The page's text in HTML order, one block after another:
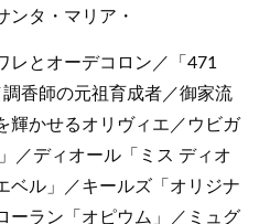
ンタ・マリア・
レとオーデコロン／「471
香師の元祖育成者／御家流
輝かせるオリヴィエ／ウビガ
／ディオール「ミス ディオ
ベル」／キールズ「オリジナ
ーラン「オピウム」／ミュグ